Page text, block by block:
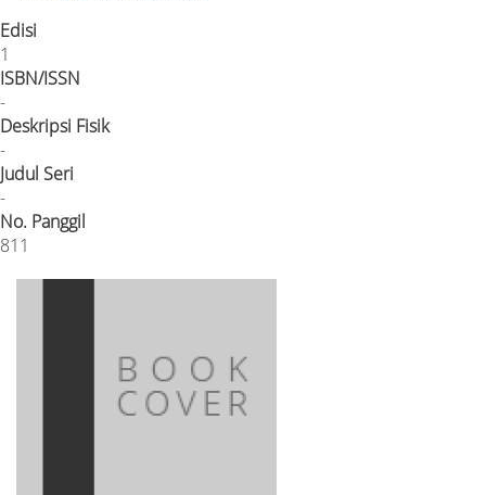
Edisi
1
ISBN/ISSN
-
Deskripsi Fisik
-
Judul Seri
-
No. Panggil
811